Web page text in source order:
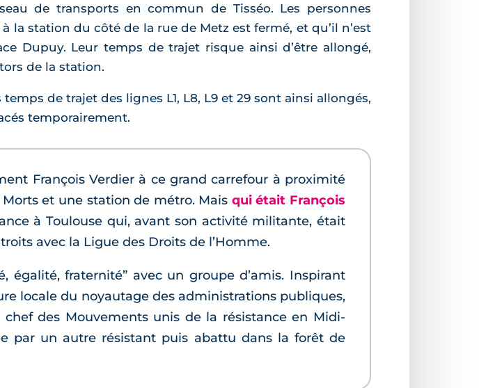
de transports en commun de Tisséo. Les personnes
station du côté de la rue de Metz est fermé, et qu’il n’est
Dupuy. Leur temps de trajet risque ainsi d’être allongé,
de la station.
temps de trajet des lignes L1, L8, L9 et 29 sont ainsi allongés,
temporairement.
François Verdier à ce grand carrefour à proximité
et une station de métro. Mais qui était François
à Toulouse qui, avant son activité militante, était
avec la Ligue des Droits de l’Homme.
égalité, fraternité” avec un groupe d’amis. Inspirant
locale du noyautage des administrations publiques,
des Mouvements unis de la résistance en Midi-
par un autre résistant puis abattu dans la forêt de